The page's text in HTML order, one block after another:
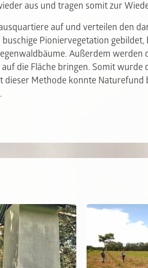
aus und tragen somit zur
auf und verteilen den
Pioniervegetation gebildet,
Außerdem werden
die Fläche bringen. Somit wurde
dieser Methode konnte Naturefund